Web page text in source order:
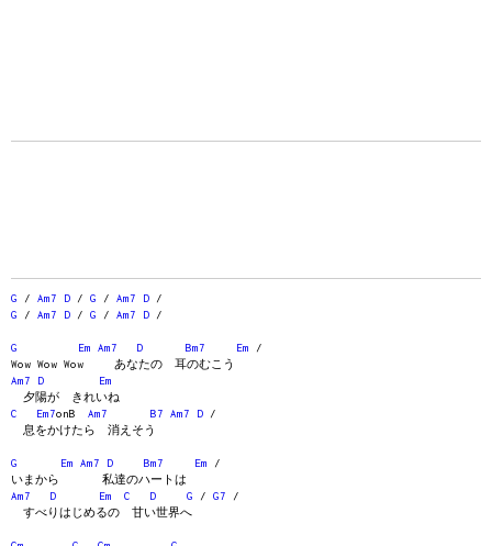
G / Am7 D / G / Am7 D /
G / Am7 D / G / Am7 D /
G Em Am7 D Bm7 Em /
Wow Wow Wow あなたの 耳のむこう
Am7
D
Em
夕陽が きれいね
C
Em7onB Am7 B7 Am7 D /
息をかけたら 消えそう
G Em Am7 D Bm7 Em /
いまから 私達のハートは
Am7
D Em C D G / G7 /
すべりはじめるの 甘い世界へ